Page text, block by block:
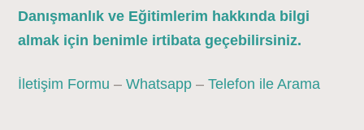
Danışmanlık ve Eğitimlerim hakkında bilgi
almak için benimle irtibata geçebilirsiniz.
İletişim Formu –Whatsapp –Telefon ile Arama